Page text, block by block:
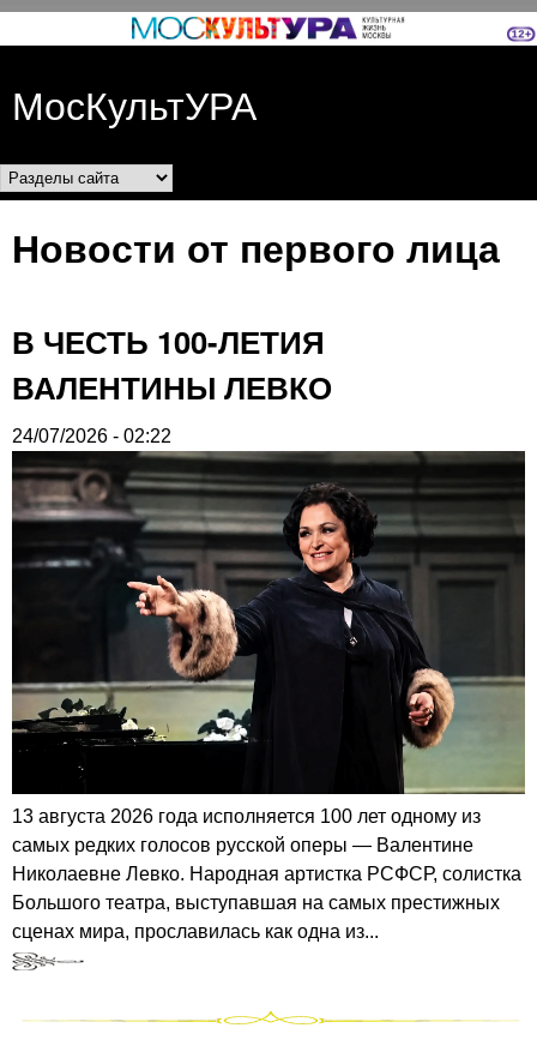
Перейти к основному
МосКультУРА
Разделы сайта
Новости от первого лица
В ЧЕСТЬ 100-ЛЕТИЯ
ВАЛЕНТИНЫ ЛЕВКО
24/07/2026 - 02:22
13 августа 2026 года исполняется 100 лет одному из
самых редких голосов русской оперы — Валентине
Николаевне Левко. Народная артистка РСФСР, солистка
Большого театра, выступавшая на самых престижных
сценах мира, прославилась как одна из...